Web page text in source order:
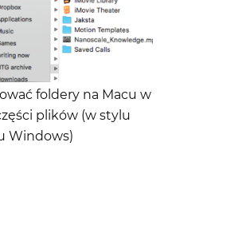
foldery na Macu w
plików (w stylu
Windows)